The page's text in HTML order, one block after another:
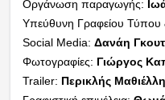
Οργάνωση παραγωγής:
Υπεύθυνη Γραφείου Τύπου
Social Media: Δανάη
Φωτογραφίες: Γιώργος
Trailer: Περικλής